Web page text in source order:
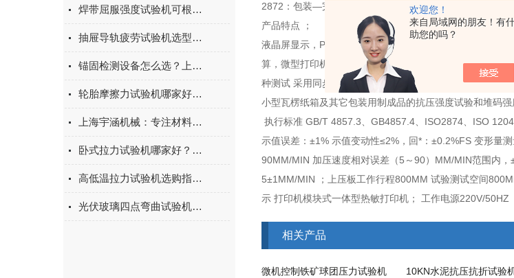
欢迎您！
来自局域网的朋友！有
助您的吗？
焊带屈服强度试验机可根据不同标准和试验需求调整试验条件
抽屉导轨疲劳试验机选型指南：如何量化评估家具五金的耐用性
锚固检测设备怎么选？上海宇涵膨胀螺丝拉拔试验机品牌评测
轮胎摩擦力试验机哪家好？上海宇涵试验机综合评测
上海宇涵机械：专注材料力学检测，电池片拉力试验机助力光伏品质管控
卧式拉力试验机哪家好？2026年国产实力厂家实测推荐
高低温拉力试验机选购指南：聚焦上海宇涵的技术实力与可靠方案
光伏玻璃四点弯曲试验机的重要性
2872：包装—完整、满装的运输包装件—压力试验； ISO
产品特点 ；
液晶屏显示，PVC控制面板，人性化设计 微电脑处理系统
算，微型打印机打印测试结果 试验时，实时显示抗压力、
种测试 采用同步电机传动，传动平稳、准确，使输出压力
小型瓦楞纸箱及其它包装用制成品的抗压强度试验和堆码强
执行标准 GB/T 4857.3、GB4857.4、ISO2874、ISO
示值误差：±1% 示值变动性≤2%，回*：±0.2%FS 变形量
90MM/MIN 加压速度相对误差（5～90）MM/MIN范围内
5±1MM/MIN ；上压板工作行程800MM 试验测试空间
示 打印机模块式一体型热敏打印机； 工作电源220V/50HZ
相关产品
微机控制铁矿球团压力试验机 10KN水泥抗压抗折试验